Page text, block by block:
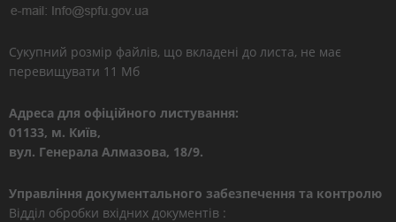
Сукупний розмір файлів, що вкладені до листа, не має
перевищувати 11 Мб
Адреса для офіційного листування:
01133, м. Київ,
вул. Генерала Алмазова, 18/9.
Управління документального забезпечення та контролю
Відділ обробки вхідних документів :